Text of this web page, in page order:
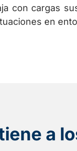
con cargas
en
a